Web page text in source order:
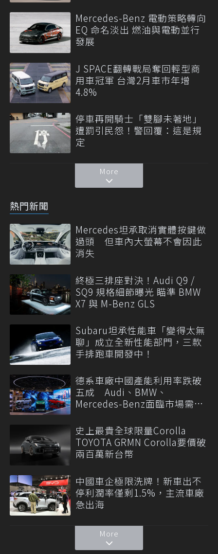
Mercedes-Benz 電動策略轉向
EQ 命名淡出 燃油與電動並行
發展
J SPACE翻轉戰局奪回輕型商
用車冠軍 台灣2月車市年增
4.8%
停車再開騎士「雙腳未著地」
遭罰引民怨！警回覆：這是規
定
More
熱門新聞
Mercedes坦承取消實體按鍵做
過頭 但車內大螢幕不會因此
消失
終極三排座對決！Audi Q9 /
SQ9 規格細節曝光 瞄準 BMW
X7 與 M-Benz GLS
Subaru坦承性能車「變得太無
聊」成立全新性能部門，三款
手排跑車開發中！
德系車廠中國產能利用率跌破
五成 Audi、BMW、
Mercedes-Benz面臨市場需求
史上最貴全球限量Corolla
TOYOTA GRMN Corolla要價破
兩百萬新台幣
中國車企極限洗牌！新車出不
停利潤率僅剩1.5%，主流車廠
急出海
More